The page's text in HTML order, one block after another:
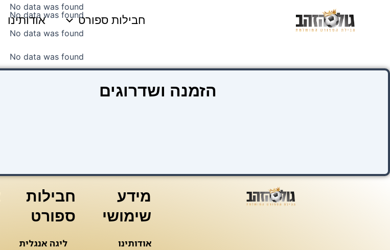
חבילות ספורט אודותינו
No data was found
No data was found
No data was found
No data was found
הזמנה ושדרוגים
מידע
שימושי
אודותינו
חבילות
ספורט
ליגה אנגלית